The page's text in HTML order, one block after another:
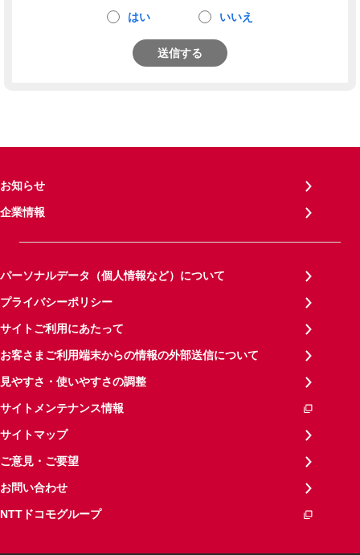
はい いいえ
送信する
お知らせ
企業情報
パーソナルデータ（個人情報など）について
プライバシーポリシー
サイトご利用にあたって
お客さまご利用端末からの情報の外部送信について
見やすさ・使いやすさの調整
サイトメンテナンス情報
サイトマップ
ご意見・ご要望
お問い合わせ
NTTドコモグループ